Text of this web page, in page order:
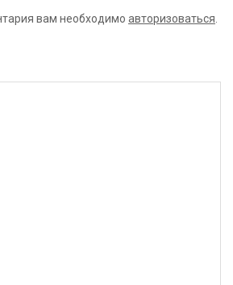
вам необходимо авторизоваться.